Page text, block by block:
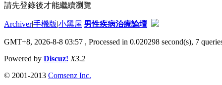
請先登錄後才能繼續瀏覽
Archiver|手機版|小黑屋|男性疾病治療論壇
GMT+8, 2026-8-8 03:57 , Processed in 0.020298 second(s), 7
Powered by Discuz! X3.2
© 2001-2013 Comsenz Inc.